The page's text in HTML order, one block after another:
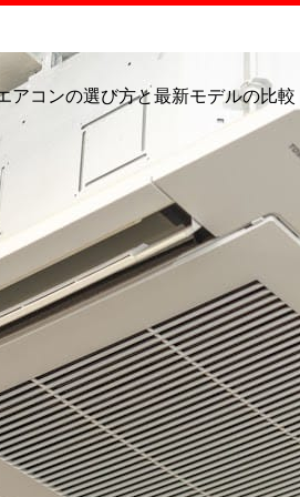
アコンの選び方と最新モデルの比較